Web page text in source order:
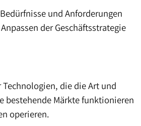
und Anforderungen
der Geschäftsstrategie
Technologien, die die Art und
bestehende Märkte funktionieren
operieren.